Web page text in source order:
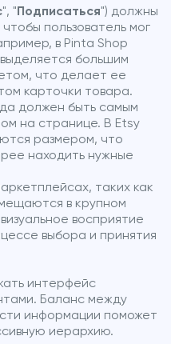
", " Подписаться") должны
пользователь мог
в Pinta Shop
большим
что делает ее
карточки товара.
должен быть самым
на странице. В Etsy
размером, что
находить нужные
таких как
в крупном
восприятие
выбора и принятия
интерфейс
Баланс между
информации поможет
иерархию.